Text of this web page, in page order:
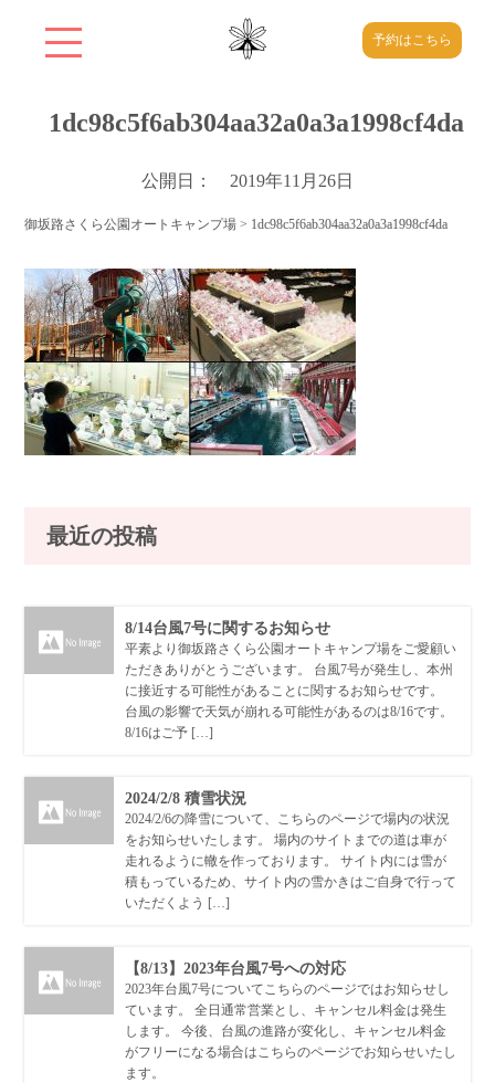
予約はこちら
1dc98c5f6ab304aa32a0a3a1998cf4da
公開日： 2019年11月26日
御坂路さくら公園オートキャンプ場 > 1dc98c5f6ab304aa32a0a3a1998cf4da
最近の投稿
8/14台風7号に関するお知らせ
平素より御坂路さくら公園オートキャンプ場をご愛顧い
ただきありがとうございます。 台風7号が発生し、本州
に接近する可能性があることに関するお知らせです。
台風の影響で天気が崩れる可能性があるのは8/16です。
8/16はご予 […]
2024/2/8 積雪状況
2024/2/6の降雪について、こちらのページで場内の状況
をお知らせいたします。 場内のサイトまでの道は車が
走れるように轍を作っております。 サイト内には雪が
積もっているため、サイト内の雪かきはご自身で行って
いただくよう […]
【8/13】2023年台風7号への対応
2023年台風7号についてこちらのページではお知らせし
ています。 全日通常営業とし、キャンセル料金は発生
します。 今後、台風の進路が変化し、キャンセル料金
がフリーになる場合はこちらのページでお知らせいたし
ます。